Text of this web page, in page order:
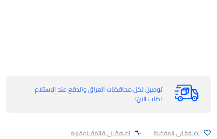
توصيل لكل محافظات العراق والدفع عند الاستلام
اطلب الان!
اضافة الى المفضلة اضافة الى قائمة المقارنة